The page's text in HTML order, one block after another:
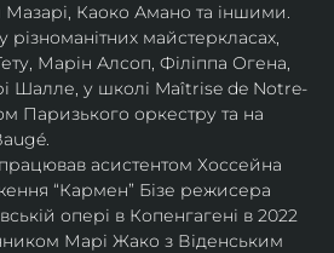
Мазарі, Каоко Амано та іншими.
різноманітних майстеркласах,
Марін Алсоп, Філіппа Огена,
Шалле, у школі Maîtrise de Notre-
Паризького оркестру та на
асистентом Хоссейна
“Кармен” Бізе режисера
опері в Копенгагені в 2022
Марі Жако з Віденським